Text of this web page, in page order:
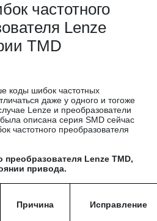
частотного
Lenze
TMD
коды шибок частотных
даже у одного и тогоже
Lenze и преобразователи
описана серия SMD сейчас
частотного преобразователя
Lenze TMD,
привода.
Причина
Исправление